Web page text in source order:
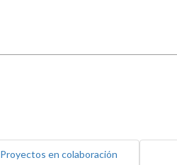
Proyectos en colaboración